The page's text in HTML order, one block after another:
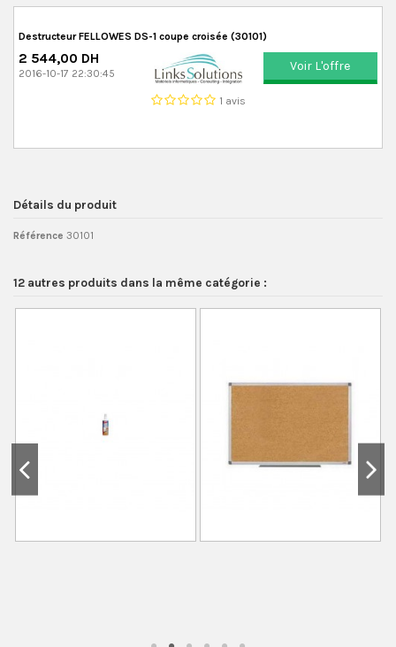
Destructeur FELLOWES DS-1 coupe croisée (30101)
2 544,00 DH
2016-10-17 22:30:45
1 avis
Voir L'offre
Détails du produit
Référence 30101
12 autres produits dans la même catégorie :